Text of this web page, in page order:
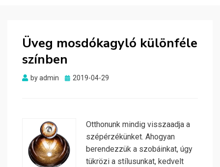
Üveg mosdókagyló különféle
színben
byadmin
Posted
2019-04-29
Otthonunk mindig visszaadja a
szépérzékünket. Ahogyan
berendezzük a szobáinkat, úgy
tükrözi a stílusunkat, kedvelt